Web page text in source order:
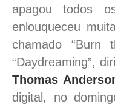
apagou todos
enlouqueceu
chamado
“Daydreaming”,
Thomas
digital, no